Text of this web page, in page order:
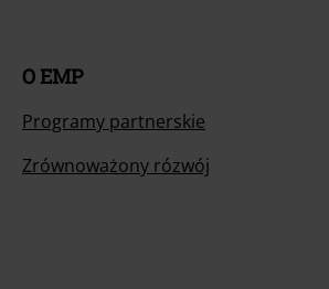
O EMP
Programy partnerskie
Zrównoważony rózwój